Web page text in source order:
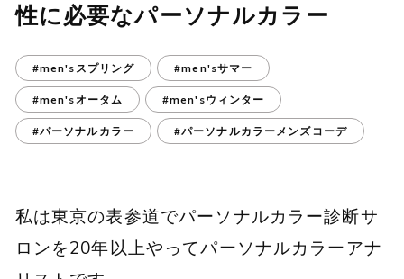
性に必要なパーソナルカラー
#men'sスプリング #men'sサマー
#men'sオータム #men'sウィンター
#パーソナルカラー #パーソナルカラーメンズコーデ
私は東京の表参道でパーソナルカラー診断サ
ロンを20年以上やってパーソナルカラーアナ